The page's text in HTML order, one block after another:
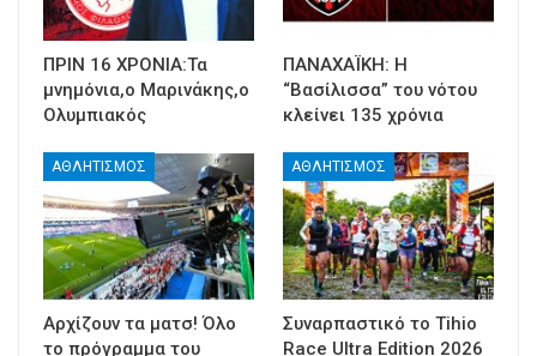
ΠΡΙΝ 16 ΧΡΟΝΙΑ:Τα
μνημόνια,ο Μαρινάκης,ο
Ολυμπιακός
ΠΑΝΑΧΑΪΚΗ: Η
“Βασίλισσα” του νότου
κλείνει 135 χρόνια
ΑΘΛΗΤΙΣΜΟΣ
Αρχίζουν τα ματσ! Όλο
το πρόγραμμα του
ΑΘΛΗΤΙΣΜΟΣ
Συναρπαστικό το Tihio
Race Ultra Edition 2026